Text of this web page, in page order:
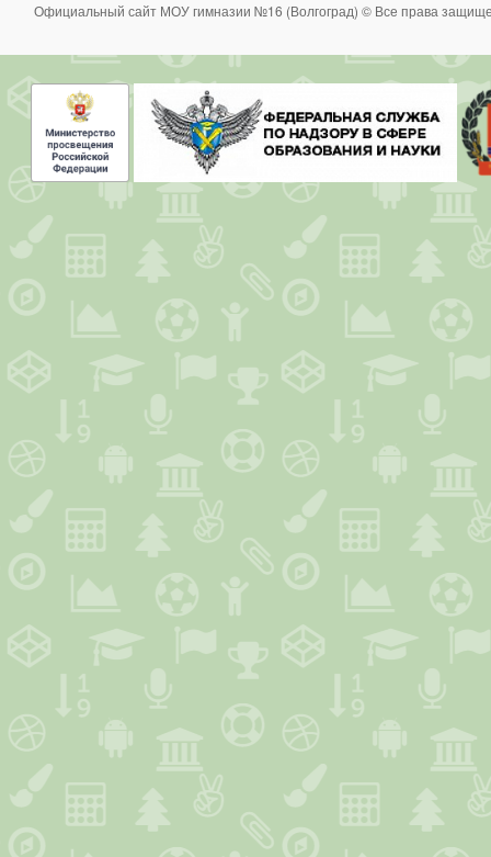
Официальный сайт МОУ гимназии №16 (Волгоград) © Все права